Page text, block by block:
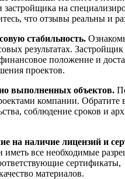
застройщика на
что отзывы реальны и
стабильность.
результатах.
положение и
проектов.
выполненных объектов.
компании. Обратите
соблюдение сроков и
на наличие лицензий и
иметь все необходимые
сертификаты,
материалов.